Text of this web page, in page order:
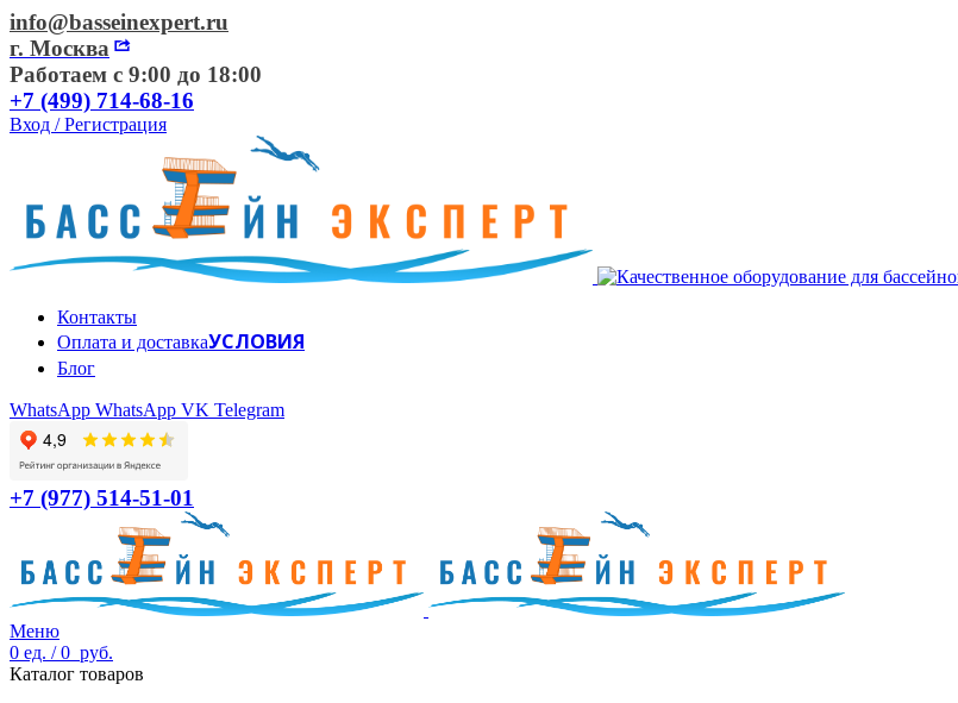
info@basseinexpert.ru
г. Москва
Работаем с 9:00 до 18:00
+7 (499) 714-68-16
Вход / Регистрация
Контакты
Оплата и доставкаУСЛОВИЯ
Блог
WhatsApp WhatsApp VK Telegram
+7 (977) 514-51-01
Меню
0 ед. / 0 руб.
Каталог товаров